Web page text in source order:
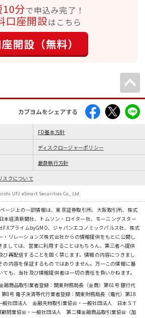
10分で申込み完了！
口座開設はこちら
開設（無料）
カブヨムをシェアする
FD基本方針
ディスクロージャーポリシー
最良執行方針
スクについて
UFJ eSmart Securities Co., Ltd.
ージ上の一部情報は、東京証券取引所、大阪取引所、株式
本経済新聞社、トムソン・ロイター社、モーニングスター
FXプライムbyGMO、ジャパンエコノミックパルス社、株式
・リレーションズ株式会社からの情報提供をもとに公開し
ましては、営業に利用することはもちろん、第三者へ提供
再配信することを固く禁じます。情報の内容につきまし
の内容を保証するものではありません。万一この情報に基
も、当社及び情報提供者は一切の責任を負いかねます。
融商品取引業者登録：関東財務局長（金商）第61号 銀行代
8号 電子決済等代行業者登録：関東財務局長（電代）第18
般社団法人 金融先物取引業協会・一般社団法人 日本ＳＴ
問業協会・一般社団法人 第二種金融商品取引業協会（加